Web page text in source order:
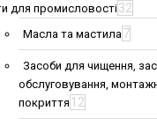
для промисловості32
Масла та мастила7
Засоби для чищення,
обслуговування,
покриття 12